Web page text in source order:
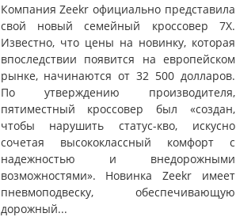
Компания Zeekr официально представила
свой новый семейный кроссовер 7X.
Известно, что цены на новинку, которая
впоследствии появится на европейском
рынке, начинаются от 32 500 долларов.
По утверждению производителя,
пятиместный кроссовер был «создан,
чтобы нарушить статус-кво, искусно
сочетая высококлассный комфорт с
надежностью и внедорожными
возможностями». Новинка Zeekr имеет
пневмоподвеску, обеспечивающую
дорожный...